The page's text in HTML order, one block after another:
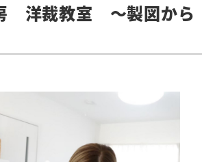
洋裁教室 〜製図から